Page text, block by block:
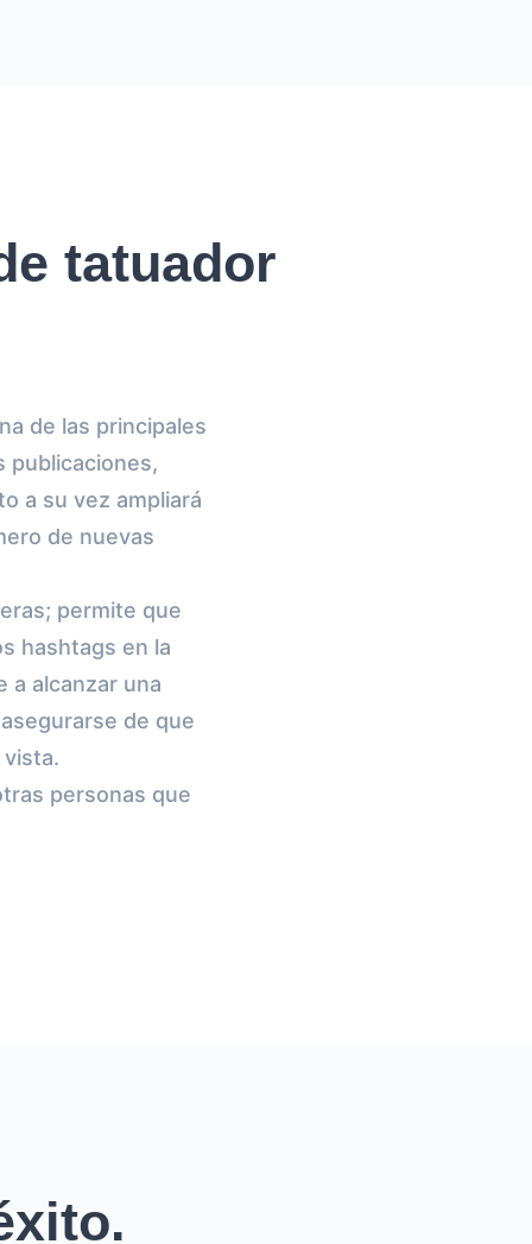
tatuador
de las principales
publicaciones,
a su vez ampliará
de nuevas
permite que
hashtags en la
a alcanzar una
de que
personas que